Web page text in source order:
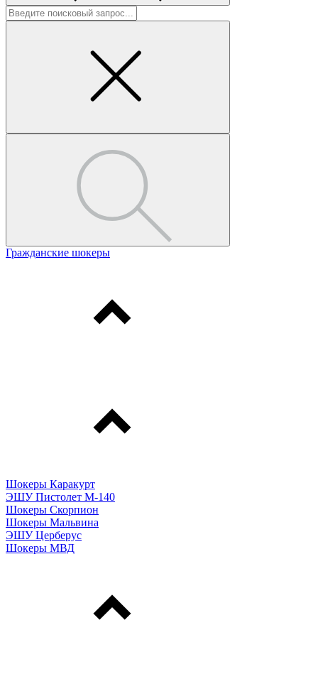
Гражданские шокеры
Шокеры Каракурт
ЭШУ Пистолет М-140
Шокеры Скорпион
Шокеры Мальвина
ЭШУ Церберус
Шокеры МВД